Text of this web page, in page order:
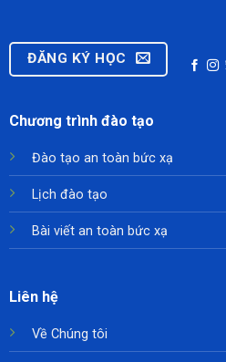
Chương trình đào tạo
Đào tạo an toàn bức xạ
Lịch đào tạo
Bài viết an toàn bức xạ
Liên hệ
Về Chúng tôi
ĐĂNG KÝ HỌC